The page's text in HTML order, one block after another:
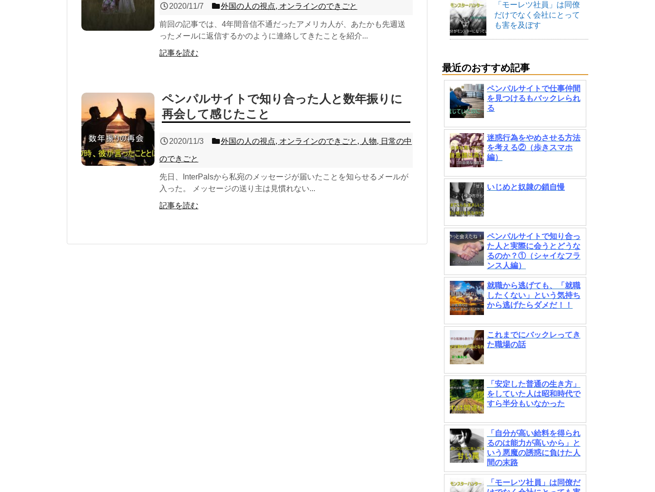
2020/11/7 外国の人の視点, オンラインのできごと
前回の記事では、4年間音信不通だったアメリカ人が、あたかも先週送
ったメールに返信するかのように連絡してきたことを紹介...
記事を読む
ペンパルサイトで知り合った人と数年振りに
再会して感じたこと
2020/11/3 外国の人の視点, オンラインのできごと , 人物, 日常の中
のできごと
先日、InterPalsから私宛のメッセージが届いたことを知らせるメールが
入った。 メッセージの送り主は見慣れない...
記事を読む
「モーレツ社員」は同僚
だけでなく会社にとって
も害を及ぼす
最近のおすすめ記事
ペンパルサイトで仕事仲間
を見つけるもバックレられ
る
迷惑行為をやめさせる方法
を考える②（歩きスマホ
編）
いじめと奴隷の鎖自慢
ペンパルサイトで知り合っ
た人と実際に会うとどうな
るのか？①（シャイなフラ
ンス人編）
就職から逃げても、「就職
したくない」という気持ち
から逃げたらダメだ！！
これまでにバックレってき
た職場の話
「安定した普通の生き方」
をしていた人は昭和時代で
すら半分もいなかった
「自分が高い給料を得られ
るのは能力が高いから」と
いう悪魔の誘惑に負けた人
間の末路
「モーレツ社員」は同僚だ